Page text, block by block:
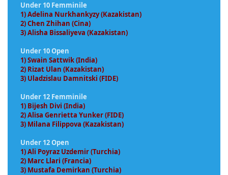
Under 10 Femminile
1) Adelina Nurkhankyzy (Kazakistan)
2) Chen Zhihan (Cina)
3) Alisha Bissaliyeva (Kazakistan)
Under 10 Open
1) Swain Sattwik (India)
2) Rizat Ulan (Kazakistan)
3) Uladzislau Damnitski (FIDE)
Under 12 Femminile
1) Bijesh Divi (India)
2) Alisa Genrietta Yunker (FIDE)
3) Milana Filippova (Kazakistan)
Under 12 Open
1) Ali Poyraz Uzdemir (Turchia)
2) Marc Llari (Francia)
3) Mustafa Demirkan (Turchia)